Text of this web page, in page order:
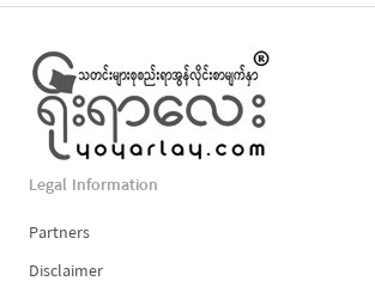
Legal Information
Partners
Disclaimer